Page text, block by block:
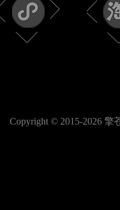
Copyright © 2015-2026 擎